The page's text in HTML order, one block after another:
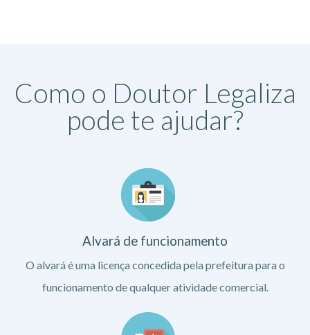
Como o Doutor Legaliza
pode te ajudar?
Alvará de funcionamento
O alvará é uma licença concedida pela prefeitura para o
funcionamento de qualquer atividade comercial.